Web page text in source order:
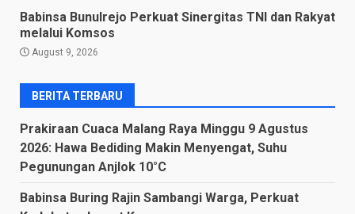
Babinsa Bunulrejo Perkuat Sinergitas TNI dan Rakyat
melalui Komsos
August 9, 2026
BERITA TERBARU
Prakiraan Cuaca Malang Raya Minggu 9 Agustus
2026: Hawa Bediding Makin Menyengat, Suhu
Pegunungan Anjlok 10°C
Babinsa Buring Rajin Sambangi Warga, Perkuat